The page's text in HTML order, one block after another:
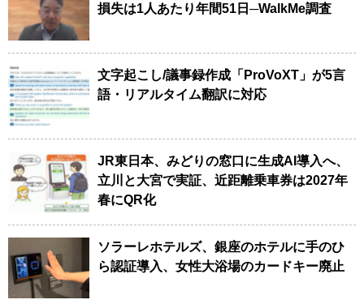
損失は1人あたり年間51日─WalkMe調査
文字起こし/議事録作成「ProVoXT」が5言
語・リアルタイム翻訳に対応
JR東日本、みどりの窓口に生成AI導入へ、
立川と大宮で実証、近距離乗車券は2027年
春にQR化
ソラーレホテルズ、銀座のホテルに手のひ
ら認証導入、女性大浴場のカードキー廃止